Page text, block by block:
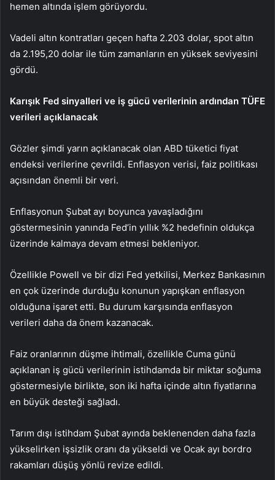
hemen altında işlem görüyordu.
Vadeli altın kontratları geçen hafta 2.203 dolar, spot altın
da 2.195,20 dolar ile tüm zamanların en yüksek seviyesini
gördü.
Karışık Fed sinyalleri ve iş gücü verilerinin ardından TÜFE
verileri açıklanacak
Gözler şimdi yarın açıklanacak olan ABD tüketici fiyat
endeksi verilerine çevrildi. Enflasyon verisi, faiz politikası
açısından önemli bir veri.
Enflasyonun Şubat ayı boyunca yavaşladığını
göstermesinin yanında Fed’in yıllık %2 hedefinin oldukça
üzerinde kalmaya devam etmesi bekleniyor.
Özellikle Powell ve bir dizi Fed yetkilisi, Merkez Bankasının
en çok üzerinde durduğu konunun yapışkan enflasyon
olduğuna işaret etti. Bu durum karşısında enflasyon
verileri daha da önem kazanacak.
Faiz oranlarının düşme ihtimali, özellikle Cuma günü
açıklanan iş gücü verilerinin istihdamda bir miktar soğuma
göstermesiyle birlikte, son iki hafta içinde altın fiyatlarına
en büyük desteği sağladı.
Tarım dışı istihdam Şubat ayında beklenenden daha fazla
yükselirken işsizlik oranı da yükseldi ve Ocak ayı bordro
rakamları düşüş yönlü revize edildi.